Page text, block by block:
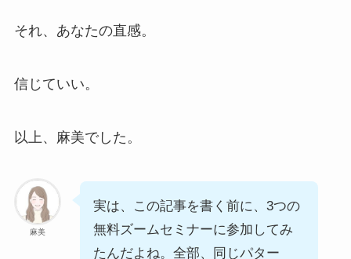
それ、あなたの直感。
信じていい。
以上、麻美でした。
麻美
実は、この記事を書く前に、3つの
無料ズームセミナーに参加してみ
たんだよね。全部、同じパター